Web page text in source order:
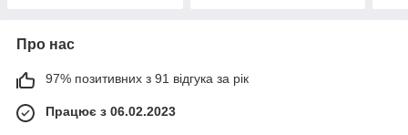
Про нас
97% позитивних з 91 відгука за рік
Працює з 06.02.2023